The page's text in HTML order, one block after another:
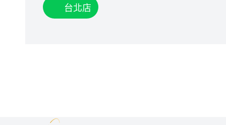
台北店